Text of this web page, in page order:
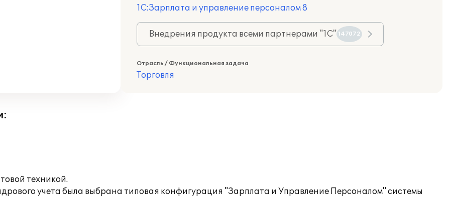
1С:Зарплата и управление персоналом 8
Внедрения продукта всеми партнерами "1С" 147072
Отрасль / Функциональная задача
Торговля
техникой.
учета была выбрана типовая конфигурация "Зарплата и Управление Персоналом" системы